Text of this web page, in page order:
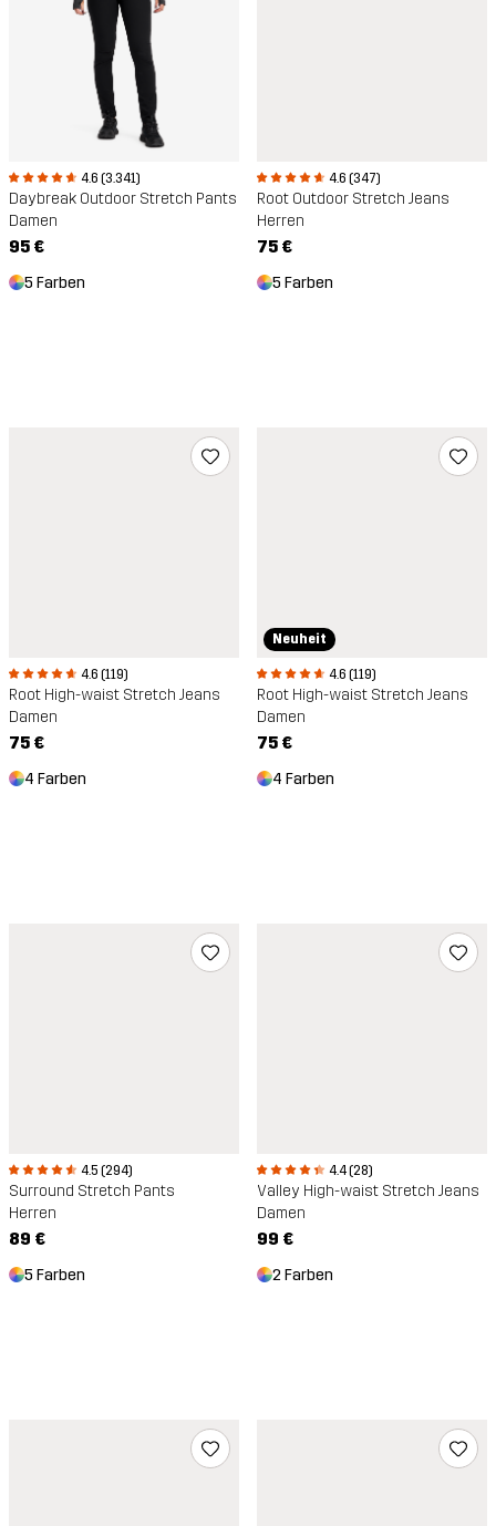
4.6 (3.341)
Daybreak Outdoor Stretch Pants
Damen
95 €
5 Farben
4.6 (347)
Root Outdoor Stretch Jeans
Herren
75 €
5 Farben
4.6 (119)
Root High-waist Stretch Jeans
Damen
75 €
4 Farben
Neuheit
4.6 (119)
Root High-waist Stretch Jeans
Damen
75 €
4 Farben
4.5 (294)
Surround Stretch Pants
Herren
89 €
5 Farben
4.4 (28)
Valley High-waist Stretch Jeans
Damen
99 €
2 Farben